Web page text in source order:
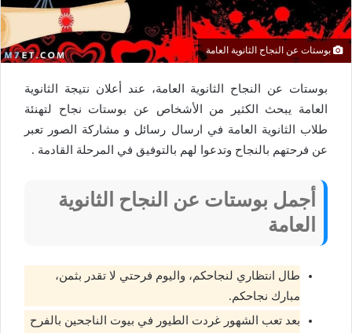
بوستات عن النجاح الثانوية العامة
بوستات عن النجاح الثانوية العامة، عند أعلان نتيجة الثانوية
العامة يبحث الكثير من الأشخاص عن بوستات نجاح لتهنئة
طلاب الثانوية العامة في ارسال رسائل و مشاركة الصور تعبر
عن فرحتهم بالنجاح وتدعوا لهم بالتوفيق في المرحلة القادمة .
أجمل بوستات عن النجاح الثانوية
العامة
طال انتظاري لنجاحكم، واليوم فرحتي لا تقدر بثمن،
مبارك نجاحكم.
بعد تعب الشهور غردت الطيور في بيوت الناجحين بالفرح